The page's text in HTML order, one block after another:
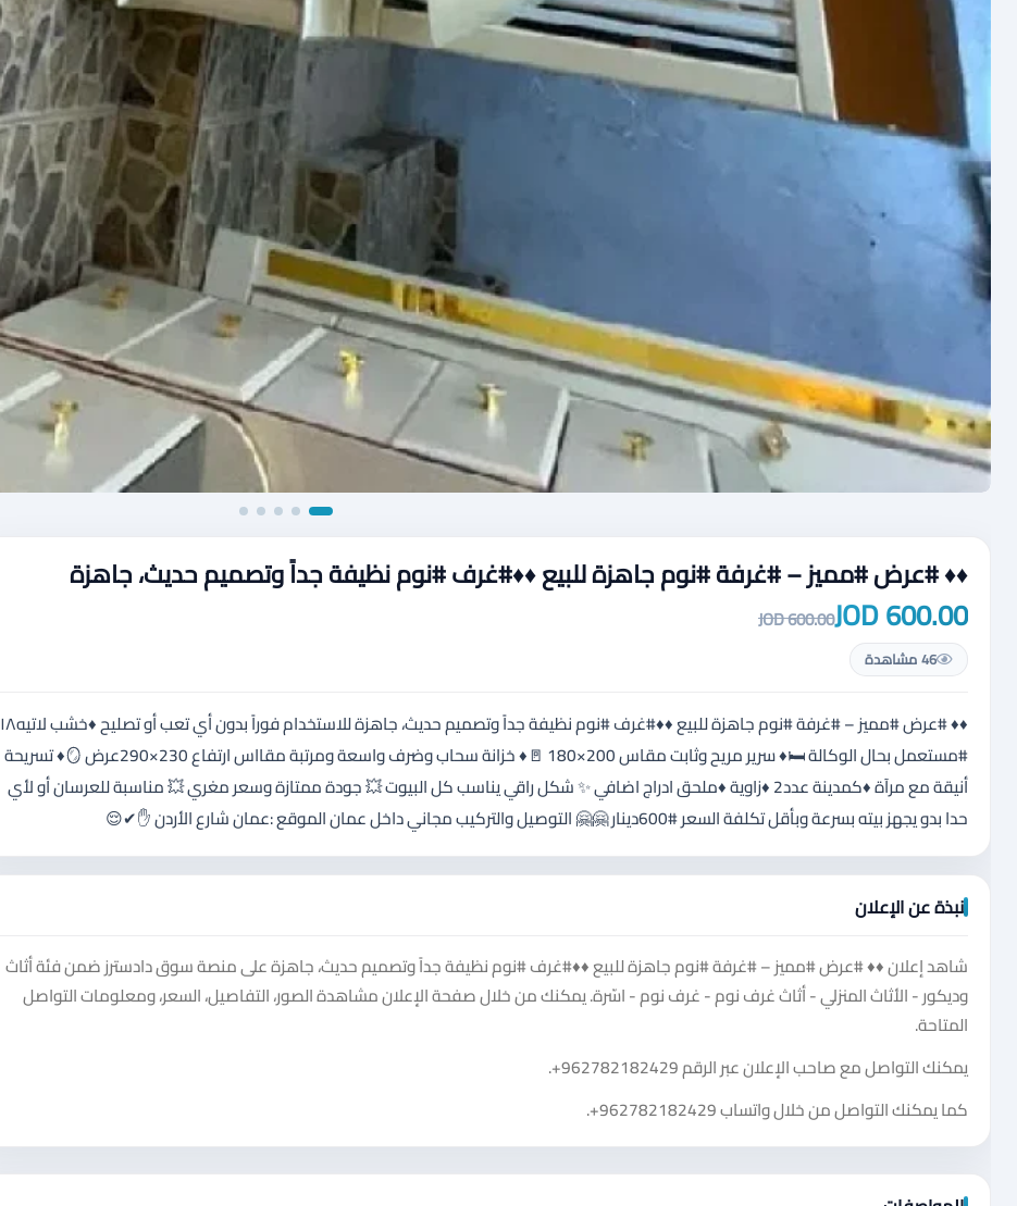
♦️♦️ #عرض #مميز – #غرفة #نوم جاهزة للبيع ♦️♦️#غرف #نوم نظيفة جداً وتصميم حديث، جاهزة
600.00 JOD
600.00 JOD
46 مشاهدة
♦️♦️ #عرض #مميز – #غرفة #نوم جاهزة للبيع ♦️♦️#غرف #نوم نظيفة جداً وتصميم حديث، جاهزة للاستخدام فوراً بدون أي تعب أو تصليح ♦️خشب لاتيه١٨
#مستعمل بحال الوكالة 🛏️♦️ سرير مريح وثابت مقاس 200×180 🚪♦️ خزانة سحاب وضرف واسعة ومرتبة مقااس ارتفاع 230×290عرض 🪞♦️ تسريحة
أنيقة مع مرآة ♦️كمدينة عدد2 ♦️زاوية ♦️ملحق ادراج اضافي ✨ شكل راقي يناسب كل البيوت 💥 جودة ممتازة وسعر مغري 💥 مناسبة للعرسان أو لأي
حدا بدو يجهز بيته بسرعة وبأقل تكلفة السعر #600دينار 🤗🤗 التوصيل والتركيب مجاني داخل عمان الموقع :عمان شارع الأردن ✋✔😌
نبذة عن الإعلان
شاهد إعلان ♦️♦️ #عرض #مميز – #غرفة #نوم جاهزة للبيع ♦️♦️#غرف #نوم نظيفة جداً وتصميم حديث، جاهزة على منصة سوق دادسترز ضمن فئة أثاث
وديكور - الأثاث المنزلي - أثاث غرف نوم - غرف نوم - اسّرة. يمكنك من خلال صفحة الإعلان مشاهدة الصور، التفاصيل، السعر، ومعلومات التواصل
المتاحة.
يمكنك التواصل مع صاحب الإعلان عبر الرقم+962782182429
.
كما يمكنك التواصل من خلال واتساب+962782182429
.